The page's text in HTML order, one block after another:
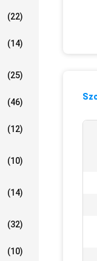
(22)
(14)
(25)
(46)
(12)
(10)
(14)
(32)
(10)